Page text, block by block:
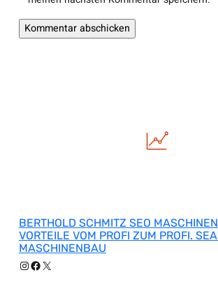
BERTHOLD SCHMITZ SEO
VORTEILE VOM PROFI ZUM PROFI.
MASCHINENBAU
Instagram
Facebook
X